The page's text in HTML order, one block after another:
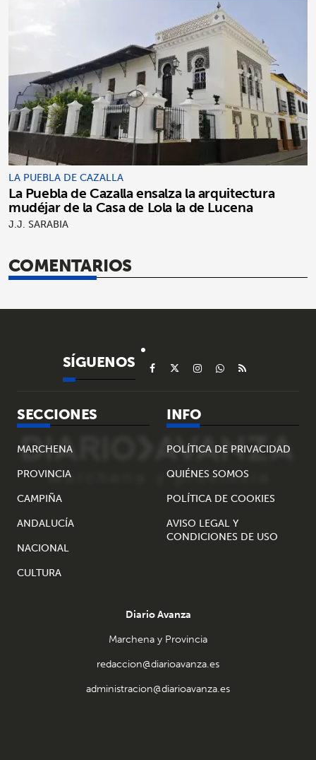
LA PUEBLA DE CAZALLA
La Puebla de Cazalla ensalza la arquitectura
mudéjar de la Casa de Lola la de Lucena
J.J. SARABIA
COMENTARIOS
SÍGUENOS
SECCIONES
MARCHENA
PROVINCIA
CAMPIÑA
ANDALUCÍA
NACIONAL
CULTURA
INFO
POLÍTICA DE PRIVACIDAD
QUIÉNES SOMOS
POLÍTICA DE COOKIES
AVISO LEGAL Y
CONDICIONES DE USO
Diario Avanza
Marchena y Provincia
redaccion@diarioavanza.es
administracion@diarioavanza.es